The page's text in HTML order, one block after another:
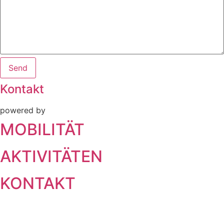
Send
Kontakt
powered by
MOBILITÄT
AKTIVITÄTEN
KONTAKT